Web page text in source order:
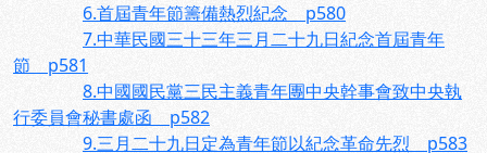
6.首屆青年節籌備熱烈紀念 p580
7.中華民國三十三年三月二十九日紀念首屆青年
節 p581
8.中國國民黨三民主義青年團中央幹事會致中央執
行委員會秘書處函 p582
9.三月二十九日定為青年節以紀念革命先烈 p583